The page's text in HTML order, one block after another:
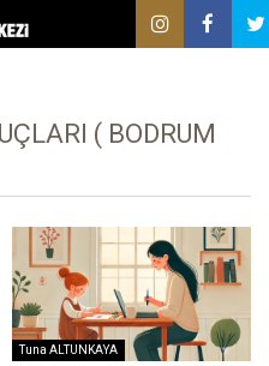
( BODRUM
Tuna ALTUNKAYA